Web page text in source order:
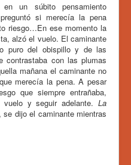
en un súbito pensamiento
si merecía la pena
riesgo…En ese momento la
alzó el vuelo. El caminante
puro del obispillo y de las
contrastaba con las plumas
mañana el caminante no
merecía la pena. A pesar
que siempre entrañaba,
y seguir adelante. La
se dijo el caminante mientras